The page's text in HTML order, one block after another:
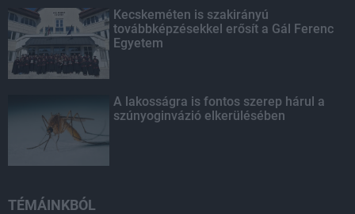
Kecskeméten is szakirányú
továbbképzésekkel erősít a Gál Ferenc
Egyetem
A lakosságra is fontos szerep hárul a
szúnyoginvázió elkerülésében
TÉMÁINKBÓL